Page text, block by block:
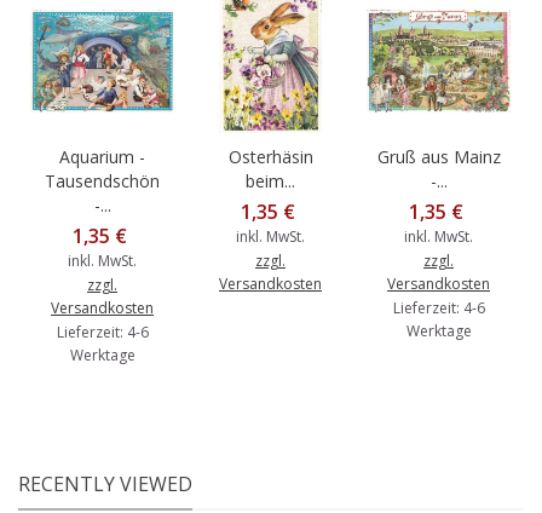
Aquarium -
Tausendschön
-...
1,35 €
inkl. MwSt.
zzgl.
Versandkosten
Lieferzeit: 4-6
Werktage
Osterhäsin
beim...
1,35 €
inkl. MwSt.
zzgl.
Versandkosten
Gruß aus Mainz
-...
1,35 €
inkl. MwSt.
zzgl.
Versandkosten
Lieferzeit: 4-6
Werktage
RECENTLY VIEWED